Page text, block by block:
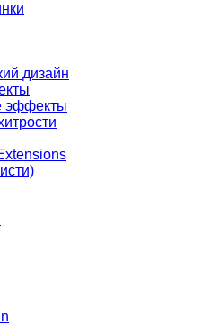
дизайн
эффекты